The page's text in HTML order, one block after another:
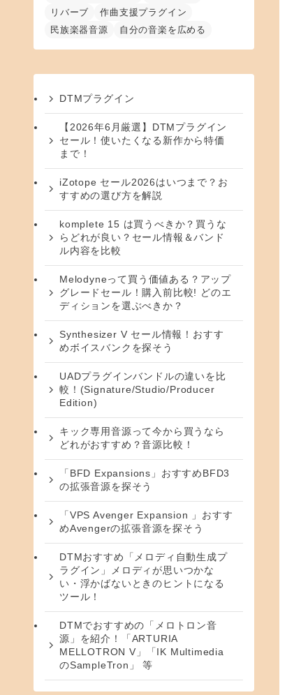
リバーブ
作曲支援プラグイン
民族楽器音源
自分の音楽を広める
DTMプラグイン
【2026年6月厳選】DTMプラグイン
セール！使いたくなる新作から特価
まで！
iZotope セール2026はいつまで？お
すすめの選び方を解説
komplete 15 は買うべきか？買うな
らどれが良い？セール情報＆バンド
ル内容を比較
Melodyneって買う価値ある？アップ
グレードセール！購入前比較! どのエ
ディションを選ぶべきか？
Synthesizer V セール情報！おすす
めボイスバンクを探そう
UADプラグインバンドルの違いを比
較！(Signature/Studio/Producer
Edition)
キック専用音源って今から買うなら
どれがおすすめ？音源比較！
「BFD Expansions」おすすめBFD3
の拡張音源を探そう
「VPS Avenger Expansion 」おすす
めAvengerの拡張音源を探そう
DTMおすすめ「メロディ自動生成プ
ラグイン」メロディが思いつかな
い・浮かばないときのヒントになる
ツール！
DTMでおすすめの「メロトロン音
源」を紹介！「ARTURIA
MELLOTRON V」「IK Multimedia
のSampleTron」 等